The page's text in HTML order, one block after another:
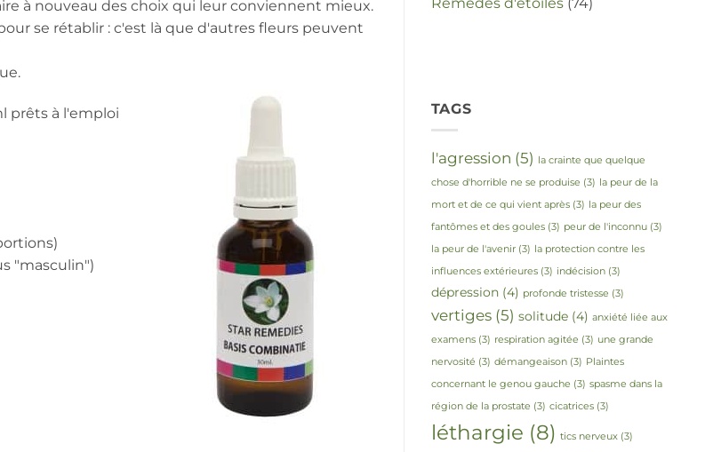
à nouveau des choix qui leur conviennent mieux.
se rétablir : c'est là que d'autres fleurs peuvent
prêts à l'emploi
"masculin")
TAGS
l'agression (5)
la crainte que quelque
chose d'horrible ne se produise (3)
la peur de la
mort et de ce qui vient après(3)
la peur des
fantômes et des goules(3) peur de l'inconnu(3)
la peur de l'avenir(3)
la protection contre les
influences extérieures(3) indécision(3)
dépression(4) profonde tristesse (3)
vertiges(5) solitude(4) anxiété liée aux
examens(3) respiration agitée (3) une grande
nervosité (3) démangeaison(3) Plaintes
concernant le genou gauche (3) spasme dans la
région de la prostate (3) cicatrices(3)
léthargie (8) tics nerveux(3)